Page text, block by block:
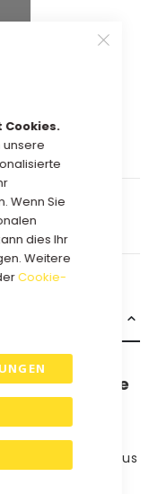
Cookies.
unsere
Wenn Sie
dies Ihr
Weitere
Cookie-
Wellpappe.
aus
aus